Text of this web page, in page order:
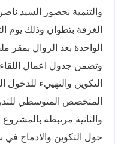
والتنمية بحضور السيد
الواحدة بعد الزوال بمقر
وتضمن جدول اعمال
التكوين والتهييء
المتخصص المتوسطي
والثانية مرتبطة
حول التكوين والادماج